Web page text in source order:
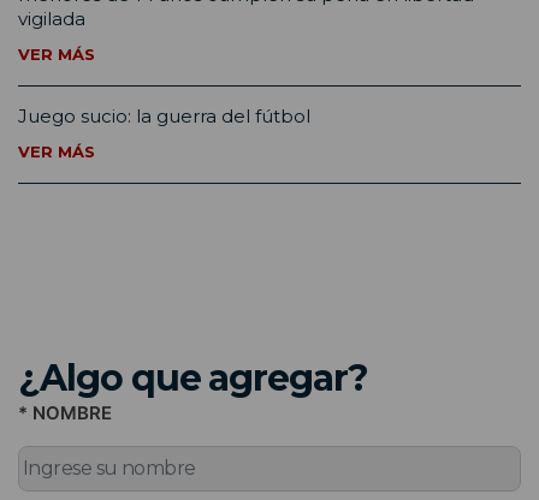
vigilada
VER MÁS
Juego sucio: la guerra del fútbol
VER MÁS
¿Algo que agregar?
* NOMBRE